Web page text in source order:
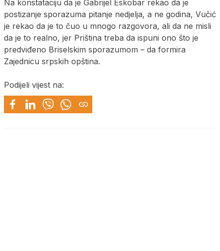
Na konstataciju da je Gabrijel Eskobar rekao da je
postizanje sporazuma pitanje nedjelja, a ne godina, Vučić
je rekao da je to čuo u mnogo razgovora, ali da ne misli
da je to realno, jer Priština treba da ispuni ono što je
predviđeno Briselskim sporazumom – da formira
Zajednicu srpskih opština.
Podijeli vijest na: